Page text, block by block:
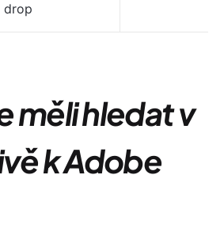
drop
měli hledat v
k Adobe